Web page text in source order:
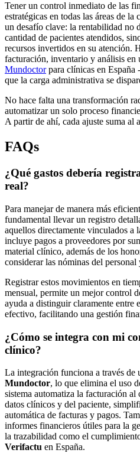
Tener un control inmediato de las
estratégicas en todas las áreas de
un desafío clave: la rentabilidad no
cantidad de pacientes atendidos,
recursos invertidos en su atención.
facturación, inventario y análisis en
Mundoctorpara clínicas en España
que la carga administrativa se
No hace falta una transformación
automatizar un solo proceso
A partir de ahí, cada ajuste suma al
FAQs
¿Qué gastos debería
real?
Para manejar de manera más
fundamental llevar un registro
aquellos directamente vinculados a
incluye pagos a proveedores por
material clínico, además de los
considerar las nóminas del personal
Registrar estos movimientos en
mensual, permite un mejor control
ayuda a distinguir claramente entre
efectivo, facilitando una gestión
¿Cómo se integra con mi
clínico?
La integración funciona a través de
Mundoctor, lo que elimina el uso
sistema automatiza la facturación
datos clínicos y del paciente,
automática de facturas y pagos.
informes financieros útiles para la
la trazabilidad como el
Verifactu en España.